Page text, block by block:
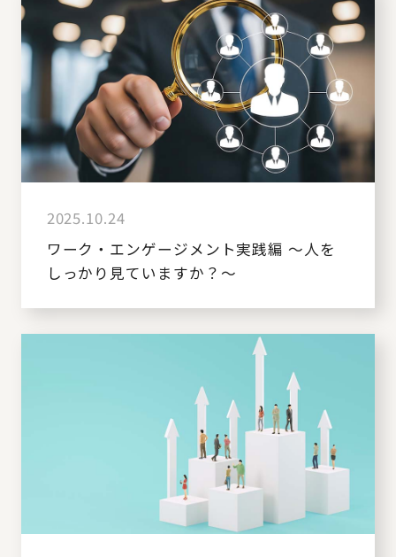
2025.10.24
ワーク・エンゲージメント実践編 ～人を
しっかり見ていますか？～